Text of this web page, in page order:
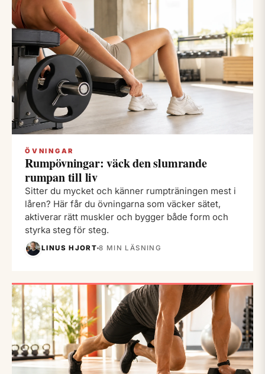
ÖVNINGAR
Rumpövningar: väck den slumrande
rumpan till liv
Sitter du mycket och känner rumpträningen mest i
låren? Här får du övningarna som väcker sätet,
aktiverar rätt muskler och bygger både form och
styrka steg för steg.
LINUS HJORT 8 MIN LÄSNING